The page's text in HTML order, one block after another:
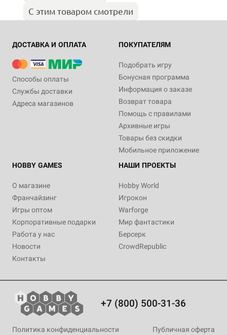
С этим товаром смотрели
ДОСТАВКА И ОПЛАТА
Способы оплаты
Службы доставки
Адреса магазинов
ПОКУПАТЕЛЯМ
Подобрать игру
Бонусная программа
Информация о заказе
Возврат товара
Помощь с правилами
Архивные игры
Товары без скидки
Мобильное приложение
HOBBY GAMES
О магазине
Франчайзинг
Игры оптом
Корпоративные подарки
Работа у нас
Новости
Контакты
НАШИ ПРОЕКТЫ
Hobby World
Игрокон
Warforge
Мир фантастики
Берсерк
CrowdRepublic
+7 (800) 500-31-36
Политика конфиденциальности
Публичная оферта